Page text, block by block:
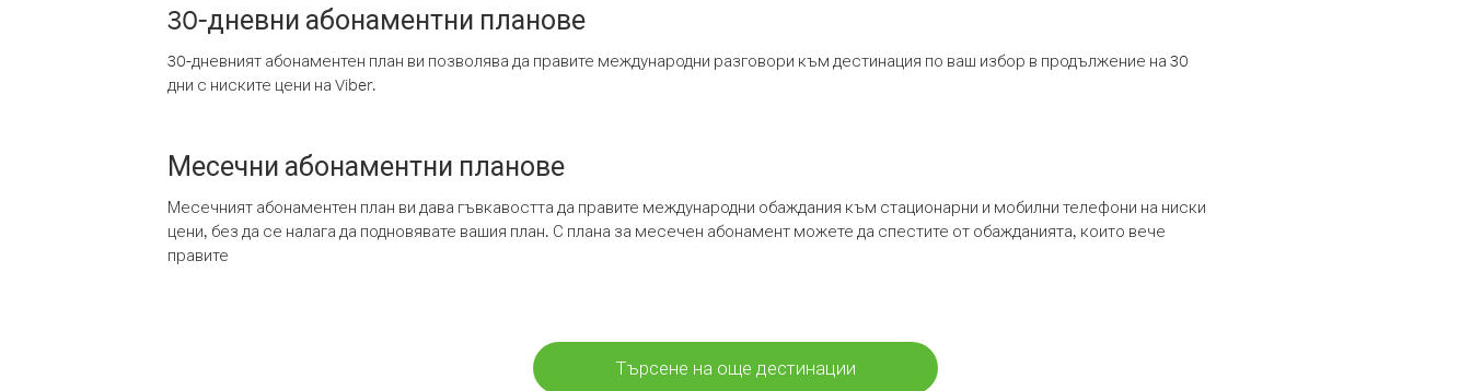
30-дневни абонаментни планове
30-дневният абонаментен план ви позволява да правите международни разговори към дестинация по ваш избор в продължение на 30
дни с ниските цени на Viber.
Месечни абонаментни планове
Месечният абонаментен план ви дава гъвкавостта да правите международни обаждания към стационарни и мобилни телефони на ниски
цени, без да се налага да подновявате вашия план. С плана за месечен абонамент можете да спестите от обажданията, които вече
правите
Търсене на още дестинации